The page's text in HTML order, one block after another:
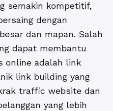
semakin kompetitif,
dengan
dan mapan. Salah
dapat membantu
online adalah link
link building yang
traffic website dan
yang lebih